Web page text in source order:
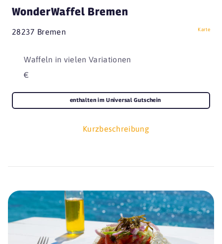
WonderWaffel Bremen
28237 Bremen Karte
Waffeln in vielen Variationen
€
Kurzbeschreibung
enthalten im Universal Gutschein